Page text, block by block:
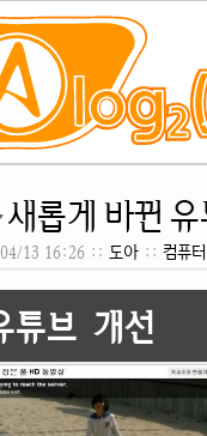
새롭게 바뀐
13 16:26 :: 도아 :: 컴퓨터
튜브 개선